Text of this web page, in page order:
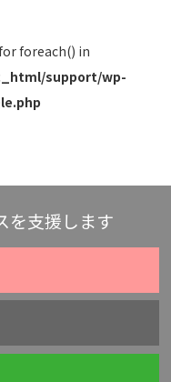
foreach() in
support/wp-
を支援します